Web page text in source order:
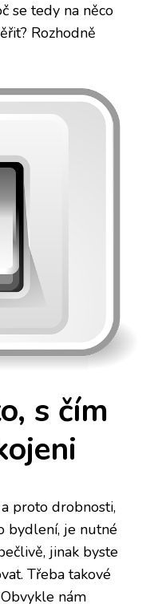
se tedy na něco
Rozhodně
s čím
proto drobnosti,
bydlení, je nutné
jinak byste
Třeba takové
nám